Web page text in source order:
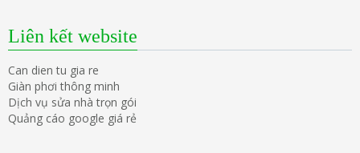
Liên kết website
Can dien tu gia re
Giàn phơi thông minh
Dịch vụ sửa nhà trọn gói
Quảng cáo google giá rẻ